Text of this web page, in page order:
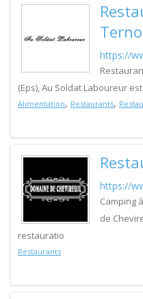
https://
(Eps), Au Soldat Laboureur
Alimentation, Restaurants,
https://
Camping
de
restauratio
Restaurants